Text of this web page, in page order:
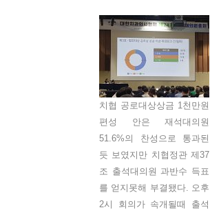
치협 공로대상상금 1천만원
편성 안은 재석대의원
51.6%의 찬성으로 통과된
듯 보였지만 치협정관 제37
조 출석대의원 과반수 득표
를 얻지못해 부결됐다. 오후
2시 회의가 속개될때 출석